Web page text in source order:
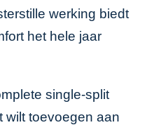
werking biedt
het hele jaar
single-split
wilt toevoegen aan